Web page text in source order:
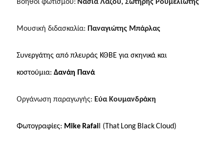
Βοηθοί φωτισμού: Νάσια Λάζου, Σωτήρης Ρουμελιώτης
Μουσική διδασκαλία: Παναγιώτης Μπάρλας
Συνεργάτης από πλευράς ΚΘΒΕ για σκηνικά και
κοστούμια: Δανάη Πανά
Oργάνωση παραγωγής: Εύα Κουμανδράκη
Φωτογραφίες: Mike Rafail (That Long BlackCloud)